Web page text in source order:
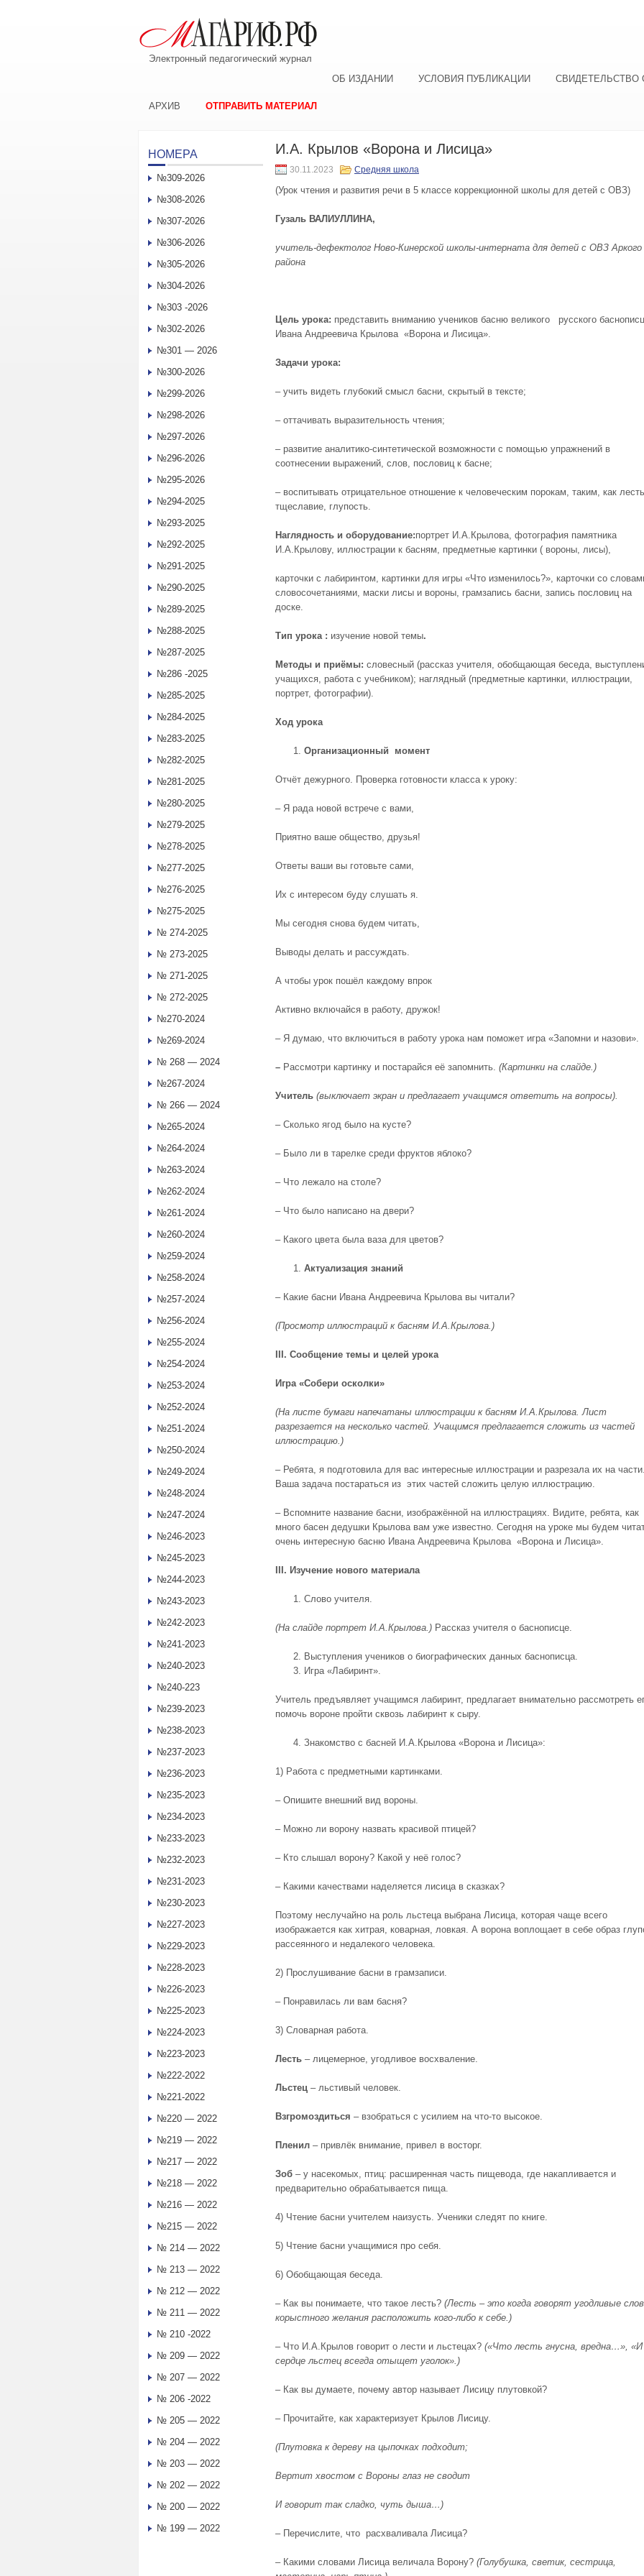
Электронный педагогический журнал
ОБ ИЗДАНИИ
УСЛОВИЯ ПУБЛИКАЦИИ СВИДЕТЕЛЬСТВО
АРХИВ ОТПРАВИТЬ МАТЕРИАЛ
И.А. Крылов «Ворона и Лисица»
30.11.2023 Средняя школа
(Урок чтения и развития речи в 5 классе коррекционной школы для детей с ОВЗ)
Гузаль ВАЛИУЛЛИНА,
учитель-дефектолог Ново-Кинерской школы-интерната для детей с ОВЗ Аркого
района
Цель урока: представить вниманию учеников басню великого русского
Ивана Андреевича Крылова «Ворона и Лисица».
Задачи урока:
– учить видеть глубокий смысл басни, скрытый в тексте;
– оттачивать выразительность чтения;
– развитие аналитико-синтетической возможности с помощью упражнений в
соотнесении выражений, слов, пословиц к басне;
– воспитывать отрицательное отношение к человеческим порокам, таким, как
тщеславие, глупость.
Наглядность и оборудование:портрет И.А.Крылова, фотография памятника
И.А.Крылову, иллюстрации к басням, предметные картинки ( вороны, лисы),
карточки с лабиринтом, картинки для игры «Что изменилось?», карточки со
словосочетаниями, маски лисы и вороны, грамзапись басни, запись пословиц на
доске.
Тип урока : изучение новой темы.
Методы и приёмы: словесный (рассказ учителя, обобщающая беседа,
учащихся, работа с учебником); наглядный (предметные картинки, иллюстрации,
портрет, фотографии).
Ход урока
Организационный момент
Отчёт дежурного. Проверка готовности класса к уроку:
– Я рада новой встрече с вами,
Приятно ваше общество, друзья!
Ответы ваши вы готовьте сами,
Их с интересом буду слушать я.
Мы сегодня снова будем читать,
Выводы делать и рассуждать.
А чтобы урок пошёл каждому впрок
Активно включайся в работу, дружок!
– Я думаю, что включиться в работу урока нам поможет игра «Запомни и назови».
– Рассмотри картинку и постарайся её запомнить. (Картинки на слайде.)
Учитель (выключает экран и предлагает учащимся ответить на вопросы).
– Сколько ягод было на кусте?
– Было ли в тарелке среди фруктов яблоко?
– Что лежало на столе?
– Что было написано на двери?
– Какого цвета была ваза для цветов?
Актуализация знаний
– Какие басни Ивана Андреевича Крылова вы читали?
(Просмотр иллюстраций к басням И.А.Крылова.)
. Сообщение темы и целей урока
Игра «Собери осколки»
(На листе бумаги напечатаны иллюстрации к басням И.А.Крылова. Лист
разрезается на несколько частей. Учащимся предлагается сложить из частей
иллюстрацию.)
– Ребята, я подготовила для вас интересные иллюстрации и разрезала их на
Ваша задача постараться из этих частей сложить целую иллюстрацию.
– Вспомните название басни, изображённой на иллюстрациях. Видите, ребята, как
много басен дедушки Крылова вам уже известно. Сегодня на уроке мы будем
очень интересную басню Ивана Андреевича Крылова «Ворона и Лисица».
III. Изучение нового материала
Слово учителя.
(На слайде портрет И.А.Крылова.) Рассказ учителя о баснописце.
Выступления учеников о биографических данных баснописца.
Игра «Лабиринт».
Учитель предъявляет учащимся лабиринт, предлагает внимательно рассмотреть
помочь вороне пройти сквозь лабиринт к сыру.
Знакомство с басней И.А.Крылова «Ворона и Лисица»:
1) Работа с предметными картинками.
– Опишите внешний вид вороны.
– Можно ли ворону назвать красивой птицей?
– Кто слышал ворону? Какой у неё голос?
– Какими качествами наделяется лисица в сказках?
Поэтому неслучайно на роль льстеца выбрана Лисица, которая чаще всего
изображается как хитрая, коварная, ловкая. А ворона воплощает в себе образ
рассеянного и недалекого человека.
2) Прослушивание басни в грамзаписи.
– Понравилась ли вам басня?
3) Словарная работа.
Лесть – лицемерное, угодливое восхваление.
Льстец – льстивый человек.
Взгромоздиться – взобраться с усилием на что-то высокое.
Пленил – привлёк внимание, привел в восторг.
Зоб – у насекомых, птиц: расширенная часть пищевода, где накапливается и
предварительно обрабатывается пища.
4) Чтение басни учителем наизусть. Ученики следят по книге.
5) Чтение басни учащимися про себя.
6) Обобщающая беседа.
– Как вы понимаете, что такое лесть? (Лесть – это когда говорят угодливые
корыстного желания расположить кого-либо к себе.)
– Что И.А.Крылов говорит о лести и льстецах? («Что лесть гнусна, вредна…», «И
сердце льстец всегда отыщет уголок».)
– Как вы думаете, почему автор называет Лисицу плутовкой?
– Прочитайте, как характеризует Крылов Лисицу.
(Плутовка к дереву на цыпочках подходит;
Вертит хвостом с Вороны глаз не сводит
И говорит так сладко, чуть дыша…)
– Перечислите, что расхваливала Лисица?
– Какими словами Лисица величала Ворону? (Голубушка, светик, сестрица,
НОМЕРА
№309-2026
№308-2026
№307-2026
№306-2026
№305-2026
№304-2026
№303 -2026
№302-2026
№301 — 2026
№300-2026
№299-2026
№298-2026
№297-2026
№296-2026
№295-2026
№294-2025
№293-2025
№292-2025
№291-2025
№290-2025
№289-2025
№288-2025
№287-2025
№286 -2025
№285-2025
№284-2025
№283-2025
№282-2025
№281-2025
№280-2025
№279-2025
№278-2025
№277-2025
№276-2025
№275-2025
№ 274-2025
№ 273-2025
№ 271-2025
№ 272-2025
№270-2024
№269-2024
№ 268 — 2024
№267-2024
№ 266 — 2024
№265-2024
№264-2024
№263-2024
№262-2024
№261-2024
№260-2024
№259-2024
№258-2024
№257-2024
№256-2024
№255-2024
№254-2024
№253-2024
№252-2024
№251-2024
№250-2024
№249-2024
№248-2024
№247-2024
№246-2023
№245-2023
№244-2023
№243-2023
№242-2023
№241-2023
№240-2023
№240-223
№239-2023
№238-2023
№237-2023
№236-2023
№235-2023
№234-2023
№233-2023
№232-2023
№231-2023
№230-2023
№227-2023
№229-2023
№228-2023
№226-2023
№225-2023
№224-2023
№223-2023
№222-2022
№221-2022
№220 — 2022
№219 — 2022
№217 — 2022
№218 — 2022
№216 — 2022
№215 — 2022
№ 214 — 2022
№ 213 — 2022
№ 212 — 2022
№ 211 — 2022
№ 210 -2022
№ 209 — 2022
№ 207 — 2022
№ 206 -2022
№ 205 — 2022
№ 204 — 2022
№ 203 — 2022
№ 202 — 2022
№ 200 — 2022
№ 199 — 2022